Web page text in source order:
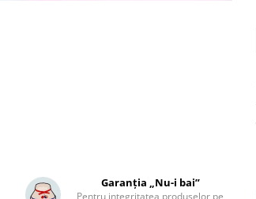
Garanția „Nu-i bai”
Pentru integritatea produselor pe